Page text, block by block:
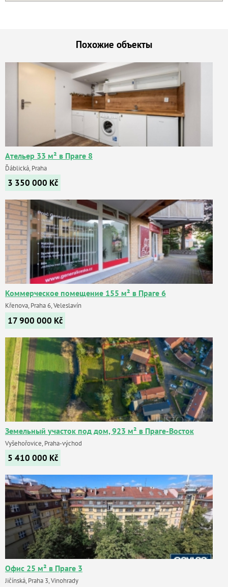
Похожие объекты
Ательер 33 м² в Праге 8
Ďáblická, Praha
3 350 000 Kč
Коммерческое помещение 155 м² в Праге 6
Křenova, Praha 6, Veleslavín
17 900 000 Kč
Земельный участок под дом, 923 м² в Праге-Восток
Vyšehořovice, Praha-východ
5 410 000 Kč
Офис 25 м² в Праге 3
Jičínská, Praha 3, Vinohrady